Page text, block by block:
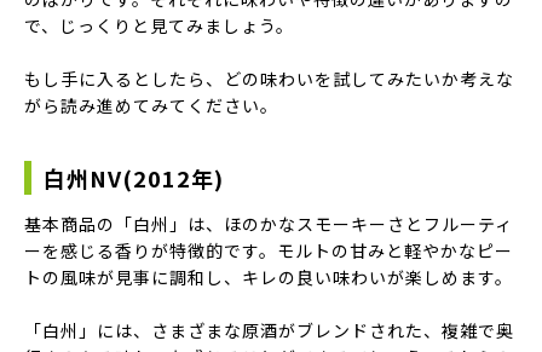
で、じっくりと見てみましょう。
もし手に入るとしたら、どの味わいを試してみたいか考えな
がら読み進めてみてください。
白州NV(2012年)
基本商品の「白州」は、ほのかなスモーキーさとフルーティ
ーを感じる香りが特徴的です。モルトの甘みと軽やかなピー
トの風味が見事に調和し、キレの良い味わいが楽しめます。
「白州」には、さまざまな原酒がブレンドされた、複雑で奥